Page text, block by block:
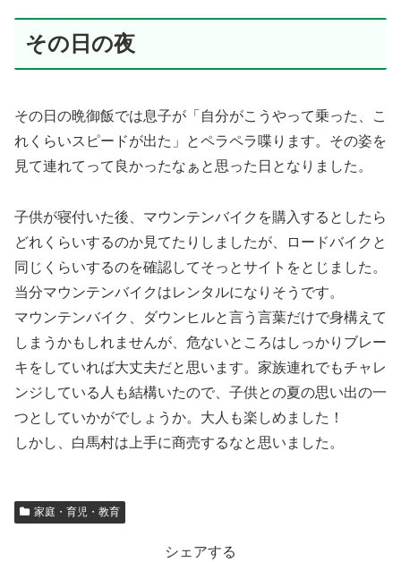
その日の夜
その日の晩御飯では息子が「自分がこうやって乗った、こ
れくらいスピードが出た」とペラペラ喋ります。その姿を
見て連れてって良かったなぁと思った日となりました。
子供が寝付いた後、マウンテンバイクを購入するとしたら
どれくらいするのか見てたりしましたが、ロードバイクと
同じくらいするのを確認してそっとサイトをとじました。
当分マウンテンバイクはレンタルになりそうです。
マウンテンバイク、ダウンヒルと言う言葉だけで身構えて
しまうかもしれませんが、危ないところはしっかりブレー
キをしていれば大丈夫だと思います。家族連れでもチャレ
ンジしている人も結構いたので、子供との夏の思い出の一
つとしていかがでしょうか。大人も楽しめました！
しかし、白馬村は上手に商売するなと思いました。
家庭・育児・教育
シェアする